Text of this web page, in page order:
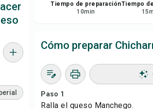
Tiempo de preparación
10min
Tiempo
15
Cómo preparar
Paso 1
Ralla el queso Manchego.